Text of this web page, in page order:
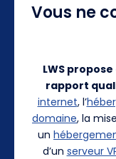
Vous ne
LWS
rapport
internet, l’
domaine, la
un
d’un serveur